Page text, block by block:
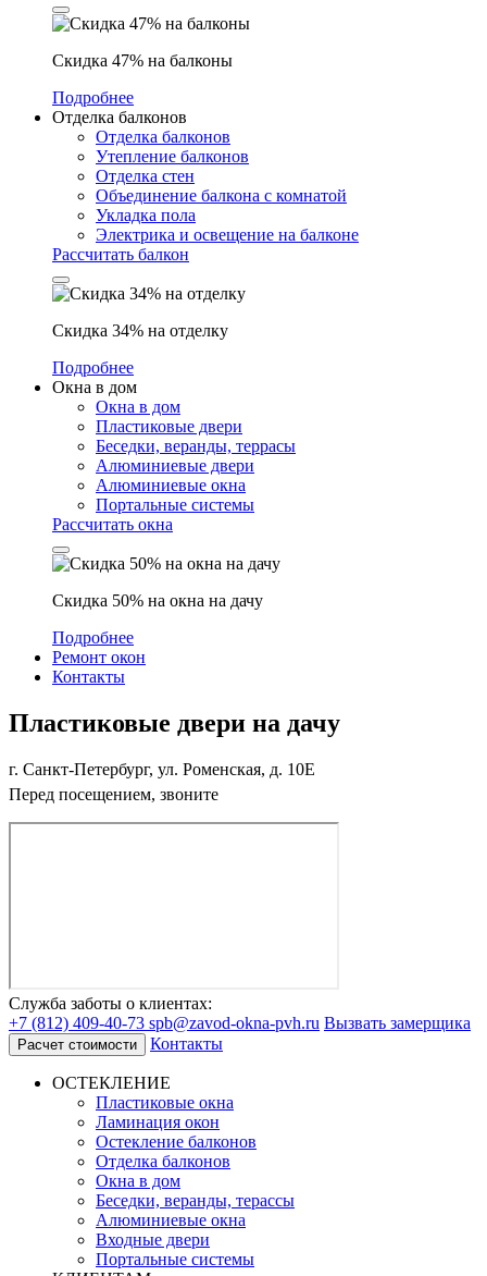
Скидка 47% на балконы
Подробнее
Отделка балконов
Отделка балконов
Утепление балконов
Отделка стен
Объединение балкона с комнатой
Укладка пола
Электрика и освещение на балконе
Рассчитать балкон
Скидка 34% на отделку
Подробнее
Окна в дом
Окна в дом
Пластиковые двери
Беседки, веранды, террасы
Алюминиевые двери
Алюминиевые окна
Портальные системы
Рассчитать окна
Скидка 50% на окна на дачу
Подробнее
Ремонт окон
Контакты
Пластиковые двери на дачу
г. Санкт-Петербург, ул. Роменская, д. 10Е
Перед посещением, звоните
Служба заботы о клиентах:
+7 (812) 409-40-73 spb@zavod-okna-pvh.ru Вызвать замерщика
Расчет стоимости Контакты
ОСТЕКЛЕНИЕ
Пластиковые окна
Ламинация окон
Остекление балконов
Отделка балконов
Окна в дом
Беседки, веранды, терассы
Алюминиевые окна
Входные двери
Портальные системы